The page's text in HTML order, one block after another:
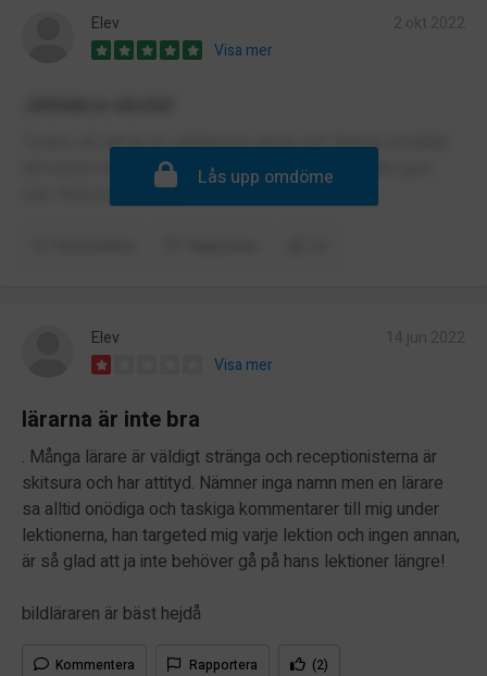
Elev
Visa mer
Tycker att det är en väldigt bra skola och lärarna vill alltid
ditt bästa och hjälper dig. Fräscha lokaler och jätte god
mat. Rekommenderar
Lås upp omdöme
Elev
Visa mer
lärarna är inte bra
. Många lärare är väldigt stränga och receptionisterna är
skitsura och har attityd. Nämner inga namn men en lärare
sa alltid onödiga och taskiga kommentarer till mig under
lektionerna, han targeted mig varje lektion och ingen annan,
är så glad att ja inte behöver gå på hans lektioner längre!
bildläraren är bäst hejdå
Kommentera Rapportera (2)